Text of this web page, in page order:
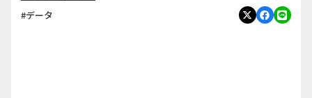
#データ